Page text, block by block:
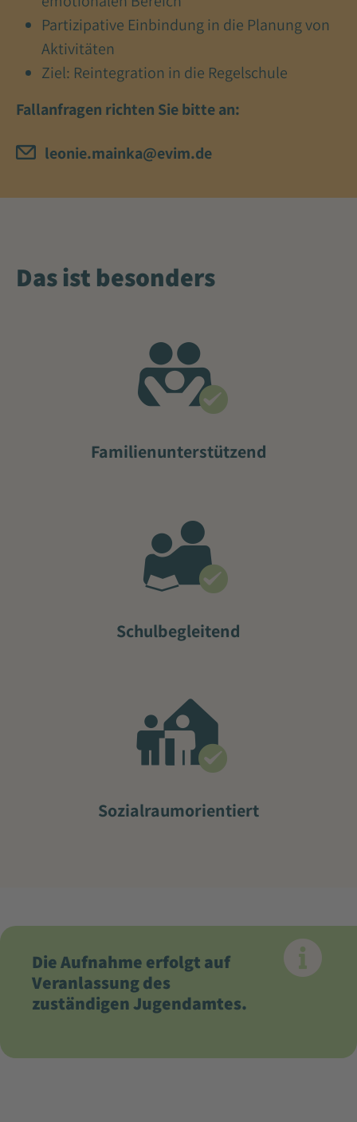
Partizipative Einbindung in die Planung von
Aktivitäten
Ziel: Reintegration in die Regelschule
Fallanfragen richten Sie bitte an:
leonie.mainka@evim.de
Das ist besonders
Familienunterstützend
Schulbegleitend
Sozialraumorientiert
Die Aufnahme erfolgt auf
Veranlassung des
zuständigen Jugendamtes.